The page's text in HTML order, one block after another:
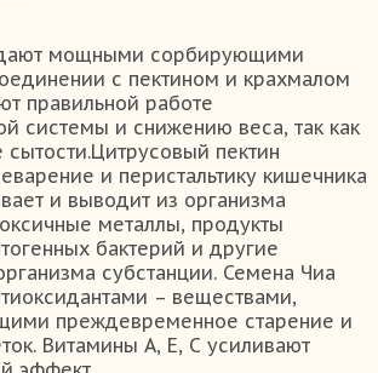
мощными сорбирующими
с пектином и крахмалом
правильной работе
системы и снижению веса, так как
пектин
и перистальтику кишечника
и выводит из организма
металлы, продукты
бактерий и другие
субстанции. Семена Чиа
– веществами,
преждевременное старение и
Витамины А, Е, С усиливают